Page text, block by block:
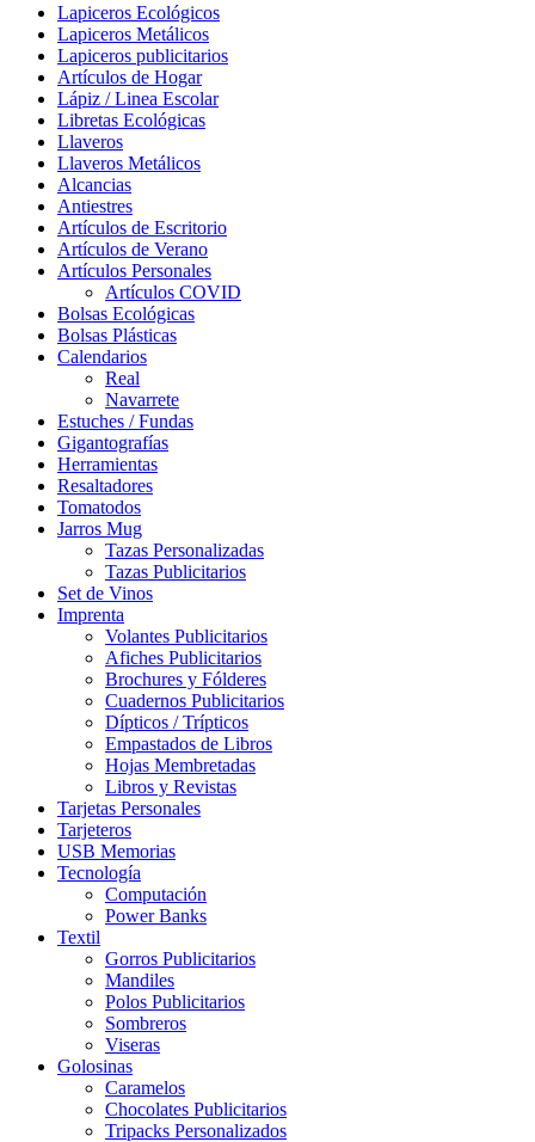
Lapiceros Ecológicos
Lapiceros Metálicos
Lapiceros publicitarios
Artículos de Hogar
Lápiz / Linea Escolar
Libretas Ecológicas
Llaveros
Llaveros Metálicos
Alcancias
Antiestres
Artículos de Escritorio
Artículos de Verano
Artículos Personales
Artículos COVID
Bolsas Ecológicas
Bolsas Plásticas
Calendarios
Real
Navarrete
Estuches / Fundas
Gigantografías
Herramientas
Resaltadores
Tomatodos
Jarros Mug
Tazas Personalizadas
Tazas Publicitarios
Set de Vinos
Imprenta
Volantes Publicitarios
Afiches Publicitarios
Brochures y Fólderes
Cuadernos Publicitarios
Dípticos / Trípticos
Empastados de Libros
Hojas Membretadas
Libros y Revistas
Tarjetas Personales
Tarjeteros
USB Memorias
Tecnología
Computación
Power Banks
Textil
Gorros Publicitarios
Mandiles
Polos Publicitarios
Sombreros
Viseras
Golosinas
Caramelos
Chocolates Publicitarios
Tripacks Personalizados